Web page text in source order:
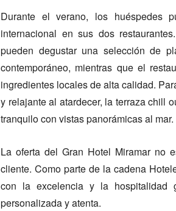
Durante el verano, los huéspedes
internacional en sus dos
pueden degustar una selección de
contemporáneo, mientras que el
ingredientes locales de alta calidad.
y relajante al atardecer, la terraza chill
tranquilo con vistas panorámicas al mar.
La oferta del Gran Hotel Miramar no
cliente. Como parte de la cadena
con la excelencia y la hospitalidad
personalizada y atenta.